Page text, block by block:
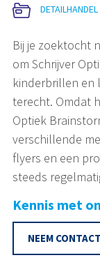
DETAILHANDEL
Bij je zoektocht
om Schrijver
kinderbrillen en
terecht. Omdat
Optiek
verschillende
flyers en een
steeds
Kennis met
NEEM